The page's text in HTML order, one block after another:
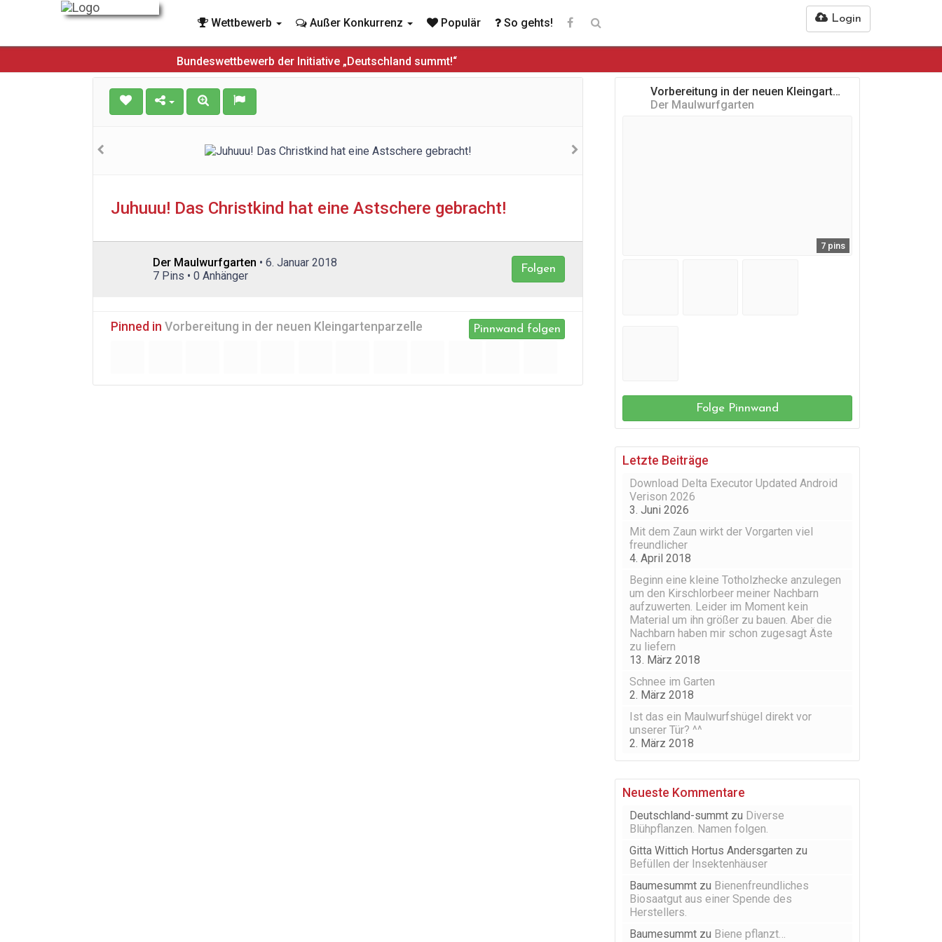
Login
Wettbewerb Außer Konkurrenz Populär So gehts!
Bundeswettbewerb der Initiative „Deutschland summt!“
Juhuuu! Das Christkind hat eine Astschere gebracht!
Folgen
Der Maulwurfgarten • 6. Januar 2018
7 Pins • 0 Anhänger
Pinnwand folgen
Pinned in Vorbereitung in der neuen Kleingartenparzelle
Vorbereitung in der neuen Kleingartenparzelle
Der Maulwurfgarten
7 pins
Folge Pinnwand
Letzte Beiträge
Download Delta Executor Updated Android
Verison 2026
3. Juni 2026
Mit dem Zaun wirkt der Vorgarten viel
freundlicher
4. April 2018
Beginn eine kleine Totholzhecke anzulegen
um den Kirschlorbeer meiner Nachbarn
aufzuwerten. Leider im Moment kein
Material um ihn größer zu bauen. Aber die
Nachbarn haben mir schon zugesagt Äste
zu liefern
13. März 2018
Schnee im Garten
2. März 2018
Ist das ein Maulwurfshügel direkt vor
unserer Tür? ^^
2. März 2018
Neueste Kommentare
Deutschland-summt zu Diverse
Blühpflanzen. Namen folgen.
Gitta Wittich Hortus Andersgarten zu
Befüllen der Insektenhäuser
Baumesummt zu Bienenfreundliches
Biosaatgut aus einer Spende des
Herstellers.
Baumesummt zu Biene pflanzt…